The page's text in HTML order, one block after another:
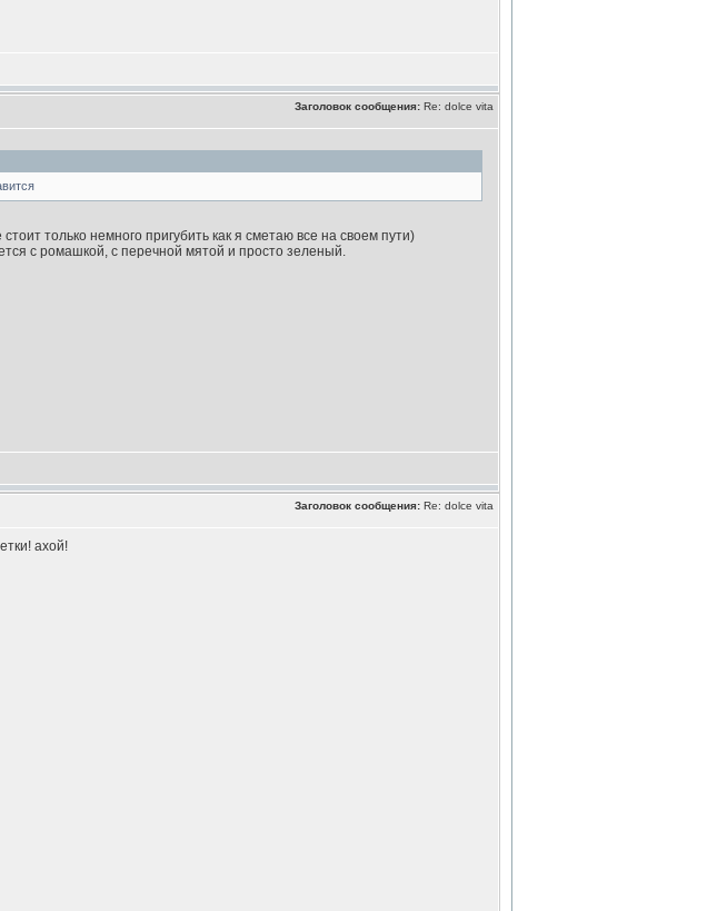
Заголовок сообщения:Re: dolce vita
только немного пригубить как я сметаю все на своем пути)
с ромашкой, с перечной мятой и просто зеленый.
Заголовок сообщения:Re: dolce vita
ахой!